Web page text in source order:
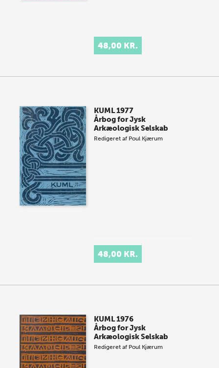
48,00 KR.
KUML 1977
Årbog for Jysk
Arkæologisk Selskab
Redigeret af Poul Kjærum
48,00 KR.
KUML 1976
Årbog for Jysk
Arkæologisk Selskab
Redigeret af Poul Kjærum